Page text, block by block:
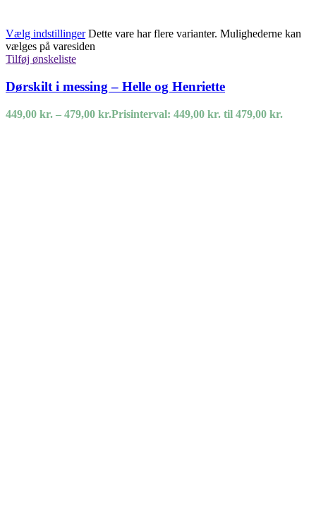
Vælg indstillinger Dette vare har flere varianter. Mulighederne kan
vælges på varesiden
Tilføj ønskeliste
Dørskilt i messing – Helle og Henriette
449,00 kr. – 479,00 kr.Prisinterval: 449,00 kr. til 479,00 kr.